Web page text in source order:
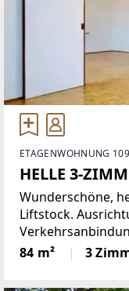
ETAGENWOHNUNG
HELLE 3-
Wunderschöne,
Liftstock.
Jalousien,
lichtdurchflutete
84 m² 3